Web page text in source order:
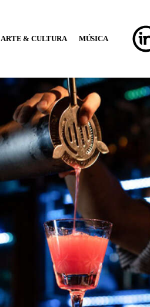
ARTE & CULTURA MÚSICA